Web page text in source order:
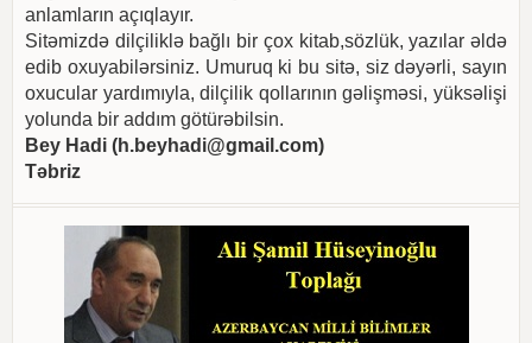
anlamların açıqlayır.
Sitəmizdə dilçiliklə bağlı bir çox kitab,sözlük, yazılar əldə
edib oxuyabilərsiniz. Umuruq ki bu sitə, siz dəyərli, sayın
oxucular yardımıyla, dilçilik qollarının gəlişməsi, yüksəlişi
yolunda bir addım götürəbilsin.
Bey Hadi (h.beyhadi@gmail.com)
Təbriz